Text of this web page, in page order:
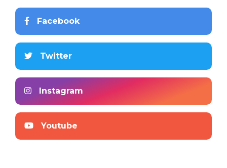
Facebook
Twitter
Instagram
Youtube